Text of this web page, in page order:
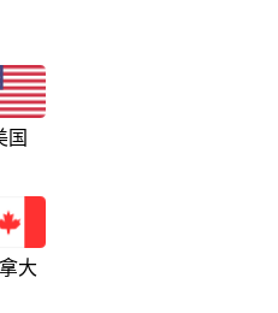
国
大